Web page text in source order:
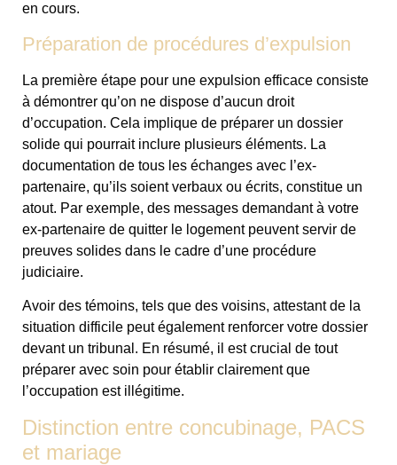
en cours.
Préparation de procédures d’expulsion
La première étape pour une expulsion efficace consiste
à démontrer qu’on ne dispose d’aucun droit
d’occupation. Cela implique de préparer un dossier
solide qui pourrait inclure plusieurs éléments. La
documentation de tous les échanges avec l’ex-
partenaire, qu’ils soient verbaux ou écrits, constitue un
atout. Par exemple, des messages demandant à votre
ex-partenaire de quitter le logement peuvent servir de
preuves solides dans le cadre d’une procédure
judiciaire.
Avoir des témoins, tels que des voisins, attestant de la
situation difficile peut également renforcer votre dossier
devant un tribunal. En résumé, il est crucial de tout
préparer avec soin pour établir clairement que
l’occupation est illégitime.
Distinction entre concubinage, PACS
et mariage